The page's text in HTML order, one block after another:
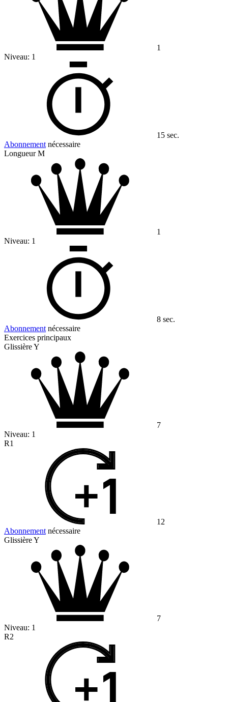
1
Niveau: 1
15 sec.
Abonnement nécessaire
Longueur M
1
Niveau: 1
8 sec.
Abonnement nécessaire
Exercices principaux
Glissière Y
7
Niveau: 1
R1
12
Abonnement nécessaire
Glissière Y
7
Niveau: 1
R2